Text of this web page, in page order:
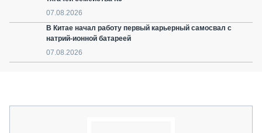
07.08.2026
В Китае начал работу первый карьерный самосвал с
натрий-ионной батареей
07.08.2026